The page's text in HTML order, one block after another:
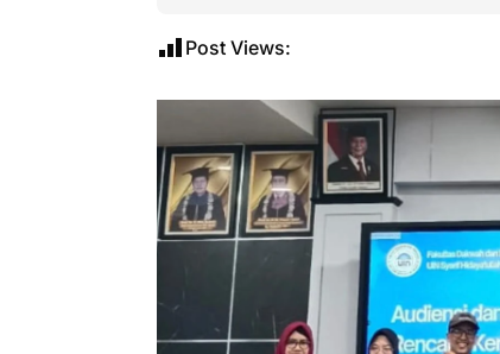
Post Views: